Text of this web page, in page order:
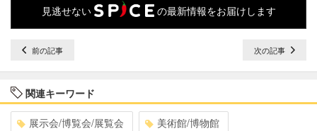
見逃せない の最新情報をお届けします
前の記事 次の記事
関連キーワード
展示会/博覧会/展覧会 美術館/博物館